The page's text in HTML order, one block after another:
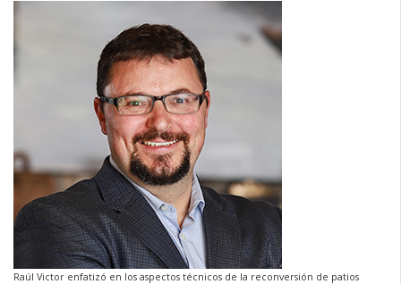
Raúl Victor enfatizó en los aspectos técnicos de la reconversión de patios